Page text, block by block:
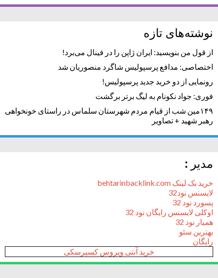
نوشته‌های تازه
از قول من بنویسید: ایران ژاپن را در فینال می‌برد!
اختصاصی: مدافع پرسپولیس شاگرد منصوریان شد
رونمایی از دو خرید جدید پرسپولیس!
فوری: جواد نکونام به لیگ برتر برگشت
۱۴۹مین شب از قیام مردم شهرستان سلماس در راستای خونخواهی
رهبر شهید + تصاویر
مدیر :
خرید بک لینک behtarinbacklink.com
لایسنس نود32
پسورد نود 32
اوکلی لایسنس رایگان نود 32
همیار نود 32
بهترین سئو
رایگان
خرید آنتی ویروس کسپرسکی